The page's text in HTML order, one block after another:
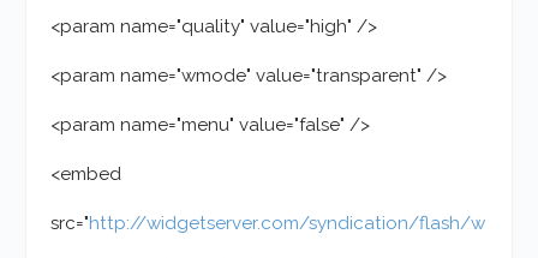
<param name="quality" value="high" />
<param name="wmode" value="transparent" />
<param name="menu" value="false" />
<embed
src="http://widgetserver.com/syndication/flash/w